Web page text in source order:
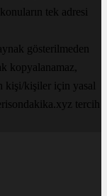
tek adresi
gösterilmeden
kopyalanamaz,
kişi/kişiler için yasal
tercih